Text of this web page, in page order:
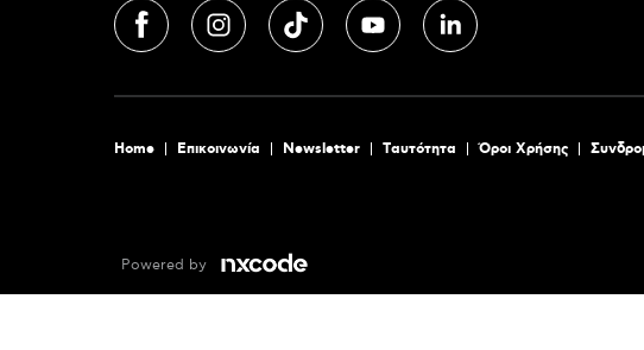
Home Επικοινωνία Newsletter Tαυτότητα Όροι Χρήσης
Powered by